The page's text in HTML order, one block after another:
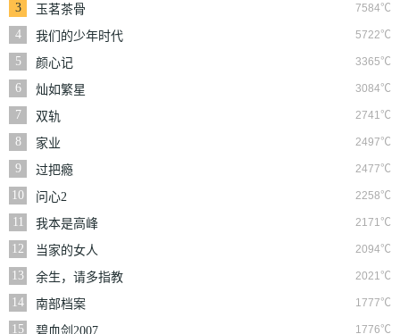
3
7584℃
玉茗茶骨
4
5722℃
我们的少年时代
5
3365℃
颜心记
6
3084℃
灿如繁星
7
2741℃
双轨
8
2497℃
家业
9
2477℃
过把瘾
10
2258℃
问心2
11
2171℃
我本是高峰
12
2094℃
当家的女人
13
2021℃
余生，请多指教
14
1777℃
南部档案
15
1776℃
碧血剑2007